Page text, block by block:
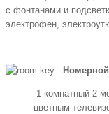
с фонтанами и
электрофен,
1-комнатный 2-
цветным